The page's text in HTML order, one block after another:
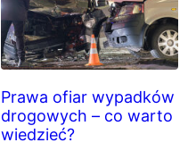
Prawa ofiar wypadków
drogowych – co warto
wiedzieć?